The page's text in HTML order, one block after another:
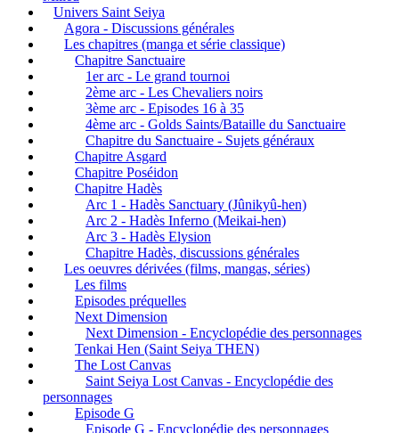
Univers Saint Seiya
Agora - Discussions générales
Les chapitres (manga et série classique)
Chapitre Sanctuaire
1er arc - Le grand tournoi
2ème arc - Les Chevaliers noirs
3ème arc - Episodes 16 à 35
4ème arc - Golds Saints/Bataille du Sanctuaire
Chapitre du Sanctuaire - Sujets généraux
Chapitre Asgard
Chapitre Poséidon
Chapitre Hadès
Arc 1 - Hadès Sanctuary (Jûnikyû-hen)
Arc 2 - Hadès Inferno (Meikai-hen)
Arc 3 - Hadès Elysion
Chapitre Hadès, discussions générales
Les oeuvres dérivées (films, mangas, séries)
Les films
Episodes préquelles
Next Dimension
Next Dimension - Encyclopédie des personnages
Tenkai Hen (Saint Seiya THEN)
The Lost Canvas
Saint Seiya Lost Canvas - Encyclopédie des
personnages
Episode G
Episode G - Encyclopédie des personnages